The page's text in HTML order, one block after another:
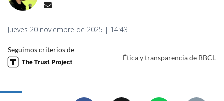
Jueves 20 noviembre de 2025 | 14:43
Seguimos criterios de
Ética y transparencia de BBCL